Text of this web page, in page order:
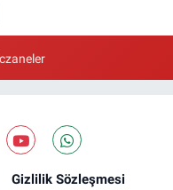
Gizlilik Sözleşmesi